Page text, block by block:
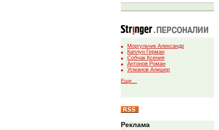
Моргульчик Александр
Каплун Герман
Собчак Ксения
Антонов Роман
Усманов Алишер
Еще…
Реклама